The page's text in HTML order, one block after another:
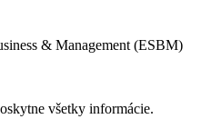
& Management (ESBM)
všetky informácie.